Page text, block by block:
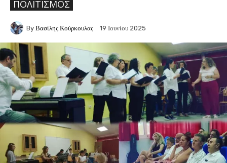
ΠΟΛΙΤΙΣΜΌΣ
By Βασίλης Κούρκουλας 19 Ιουνίου 2025